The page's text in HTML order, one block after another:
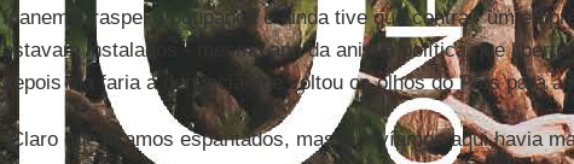
Ipanema, raspei a poupança e ainda tive que contrair um
estavam instalados - mesmo ano da anistia política que libertou
depois ela faria a denúncia que voltou os olhos do País para a
"Claro que ficamos espantados, mas já vivíamos aqui havia